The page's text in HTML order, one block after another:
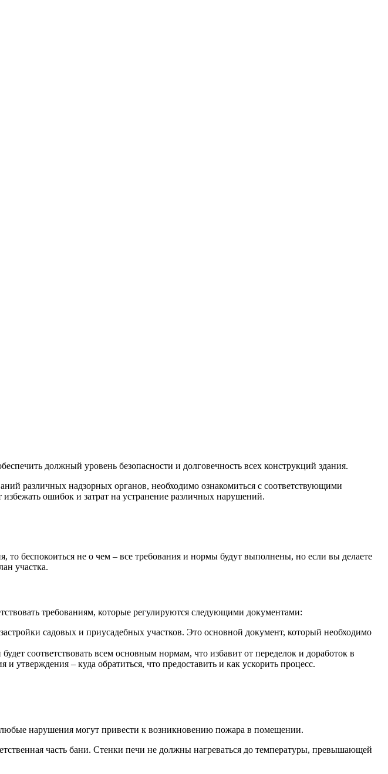
должный уровень безопасности и долговечность всех конструкций здания.
различных надзорных органов, необходимо ознакомиться с соответствующими
ошибок и затрат на устранение различных нарушений.
беспокоиться не о чем – все требования и нормы будут выполнены, но если вы делаете
участка.
требованиям, которые регулируются следующими документами:
садовых и приусадебных участков. Это основной документ, который необходимо
соответствовать всем основным нормам, что избавит от переделок и доработок в
утверждения – куда обратиться, что предоставить и как ускорить процесс.
нарушения могут привести к возникновению пожара в помещении.
часть бани. Стенки печи не должны нагреваться до температуры, превышающей